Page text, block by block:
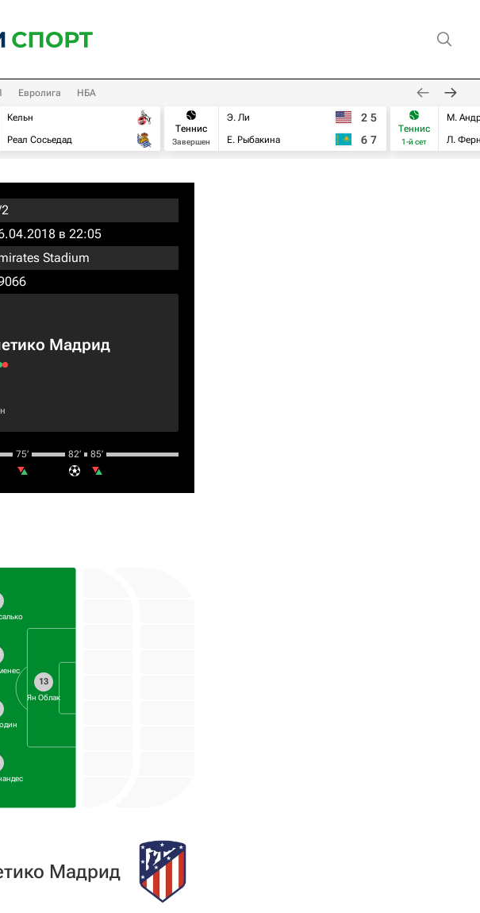
Евролига НБА
Кельн
Реал Сосьедад
Теннис
Завершен
Э. Ли
Е. Рыбакина
2 5
6 7
Теннис
1-й сет
М.
Л.
в 22:05
Stadium
Мадрид
75‎’‎ 82‎’‎ 85‎’‎
13
Ян Облак
Мадрид